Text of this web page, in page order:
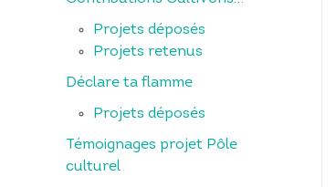
Projets déposés
Projets retenus
Déclare ta flamme
Projets déposés
Témoignages projet Pôle
culturel